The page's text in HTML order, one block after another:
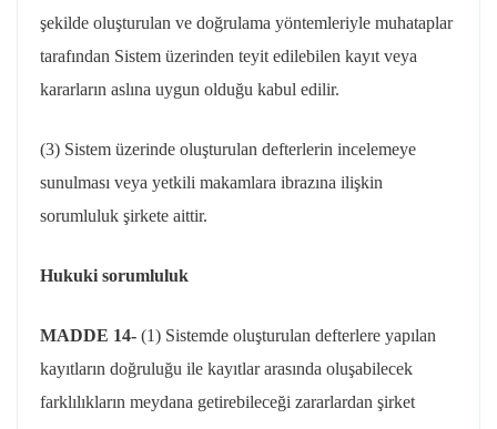
şekilde oluşturulan ve doğrulama yöntemleriyle muhataplar
tarafından Sistem üzerinden teyit edilebilen kayıt veya
kararların aslına uygun olduğu kabul edilir.
(3) Sistem üzerinde oluşturulan defterlerin incelemeye
sunulması veya yetkili makamlara ibrazına ilişkin
sorumluluk şirkete aittir.
Hukuki sorumluluk
MADDE 14- (1) Sistemde oluşturulan defterlere yapılan
kayıtların doğruluğu ile kayıtlar arasında oluşabilecek
farklılıkların meydana getirebileceği zararlardan şirket